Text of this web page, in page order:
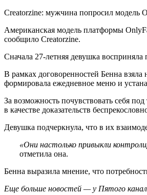
Creatorzine: мужчина попросил модель
Американская модель платформы
сообщило Creatorzine.
Сначала 27-летняя девушка
В рамках договоренностей Бенна взяла
формировала ежедневное меню и
За возможность почувствовать себя
в качестве доказательств
Девушка подчеркнула, что в их
«Они настолько привыкли
отметила она.
Бенна выразила мнение, что
Еще больше новостей — у Пятого